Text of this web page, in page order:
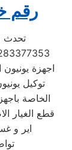
رقم
تحدث
اجهزة
توكيل
الخاصة
قطع الغيار
اير و